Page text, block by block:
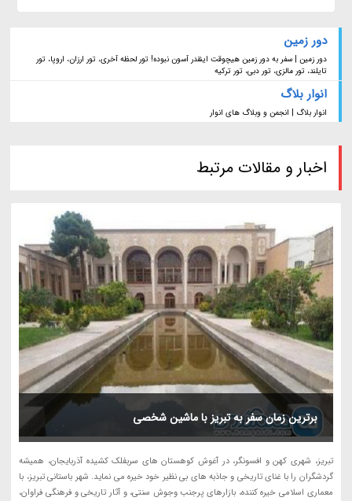
دور زمین
دور زمین | سفر به دور زمین هیچوقت اینقدر آسون نبوده! تور لحظه آخری، تور ارزان، اروپا، تور
تایلند، تور مالزی، تور دبی، تور ترکیه
انوار بلاگ
انوار بلاگ | انجمن و وبلاگ های انوار
اخبار و مقالات مرتبط
برترین زمان سفر به تبریز با ماشین شخصی
تبریز، شهری کهن و افسونگر، در آغوش کوهستان های سربفلک کشیده آذربایجان، همیشه
گردشگران را با غنای تاریخی و جاذبه های بی نظیر خود خیره می نماید. شهر باستانی تبریز، با
معماری اسلامی خیره کننده، بازارهای پرجنب وجوش سنتی، و آثار تاریخی و فرهنگی فراوان،